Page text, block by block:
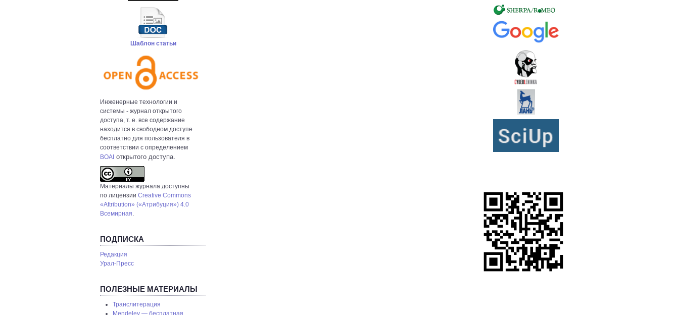
Шаблон статьи
Инженерные технологии и
системы - журнал открытого
доступа, т. е. все содержание
находится в свободном доступе
бесплатно для пользователя в
соответствии с определением
BOAI открытого доступа.
Материалы журнала доступны
по лицензии Creative Commons
«Attribution» («Атрибуция») 4.0
Всемирная.
ПОДПИСКА
Редакция
Урал-Пресс
ПОЛЕЗНЫЕ МАТЕРИАЛЫ
Транслитерация
Mendeley — бесплатная